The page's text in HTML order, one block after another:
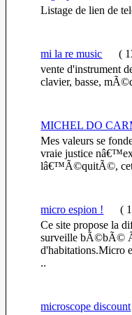
Listage de lien de
mi la re music (
vente d'instrument
clavier, basse,
MICHEL DO
Mes valeurs se
vraie justice
lâ€™Ã©quitÃ©,
micro espion ! (
Ce site propose la
surveille bÃ©bÃ©
d'habitations.Micro
..
microscope discount